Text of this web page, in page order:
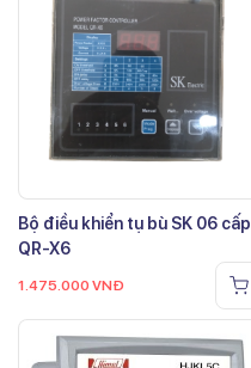
Bộ điều khiển tụ bù SK 06 cấp
QR-X6
1.475.000 VNĐ